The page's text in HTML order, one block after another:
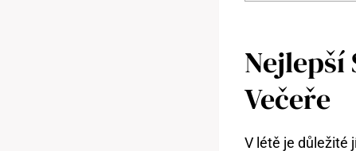
Nejlepší
Večeře
V létě je důležité